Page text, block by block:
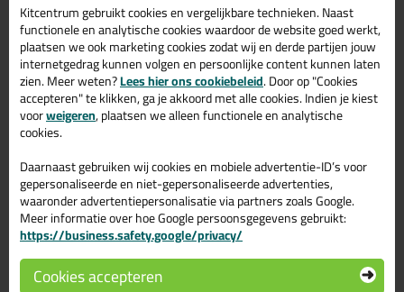
Wil je meer weten over de toepassing en kenmerken van dit
product?Lees alles over dit product >
Gerelateerde producten
Kitcentrum gebruikt cookies en vergelijkbare technieken. Naast
functionele en analytische cookies waardoor de website goed werkt,
plaatsen we ook marketing cookies zodat wij en derde partijen jouw
internetgedrag kunnen volgen en persoonlijke content kunnen laten
zien. Meer weten?Lees hier ons cookiebeleid. Door op "Cookies
accepteren" te klikken, ga je akkoord met alle cookies. Indien je kiest
voorweigeren, plaatsen we alleen functionele en analytische
cookies.
Daarnaast gebruiken wij cookies en mobiele advertentie-ID’s voor
gepersonaliseerde en niet-gepersonaliseerde advertenties,
waaronder advertentiepersonalisatie via partners zoals Google.
Meer informatie over hoe Google persoonsgegevens gebruikt:
https://business.safety.google/privacy/
Cookies accepteren